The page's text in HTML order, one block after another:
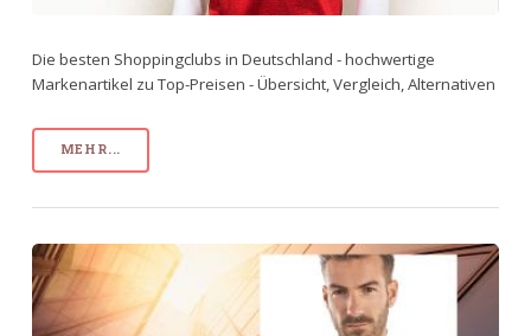
Die besten Shoppingclubs in Deutschland - hochwertige
Markenartikel zu Top-Preisen - Übersicht, Vergleich, Alternativen
MEHR...